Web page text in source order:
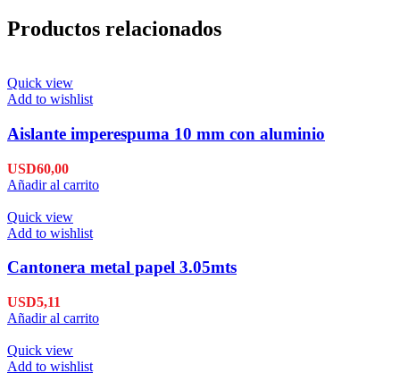
Productos relacionados
Quick view
Add to wishlist
Aislante imperespuma 10 mm con aluminio
USD60,00
Añadir al carrito
Quick view
Add to wishlist
Cantonera metal papel 3.05mts
USD5,11
Añadir al carrito
Quick view
Add to wishlist